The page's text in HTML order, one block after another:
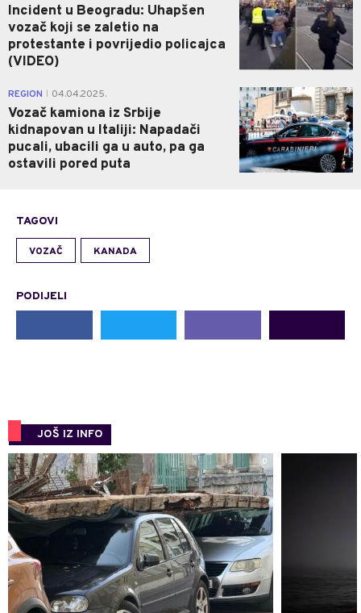
Incident u Beogradu: Uhapšen
vozač koji se zaletio na
protestante i povrijedio policajca
(VIDEO)
REGION 04.04.2025.
Vozač kamiona iz Srbije
kidnapovan u Italiji: Napadači
pucali, ubacili ga u auto, pa ga
ostavili pored puta
0
TAGOVI
VOZAČ KANADA
PODIJELI
JOŠ IZ INFO
0